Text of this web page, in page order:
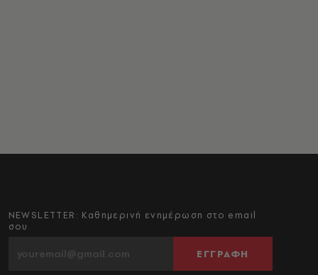
NEWSLETTER: Καθημερινή ενημέρωση στο email
σου
ΕΓΓΡΑΦΗ